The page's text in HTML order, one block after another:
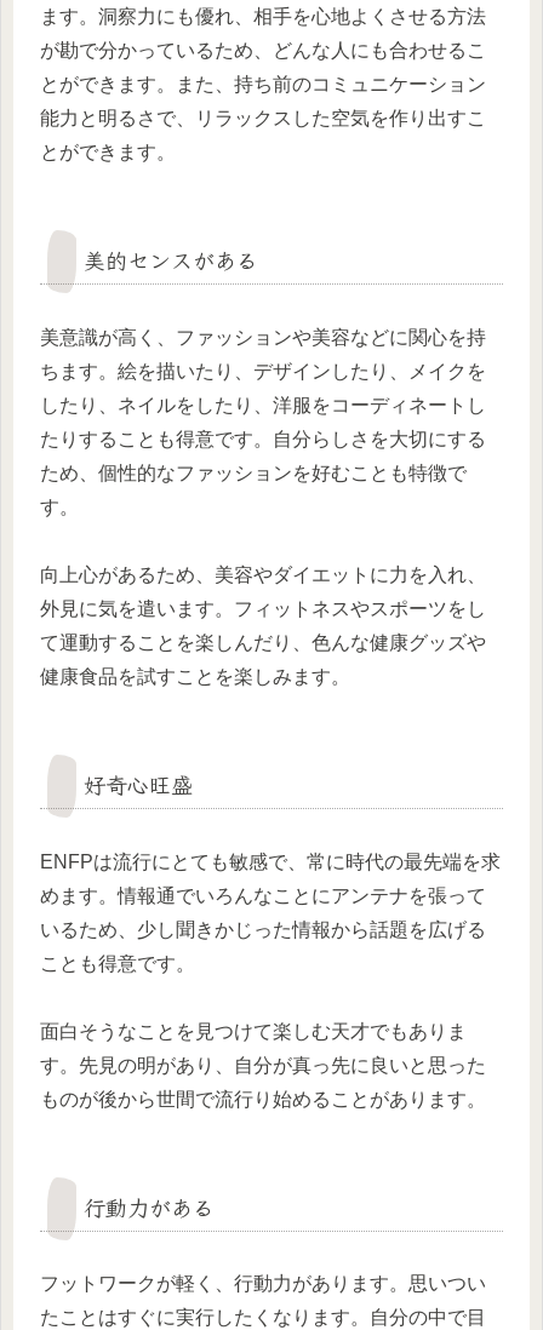
ます。洞察力にも優れ、相手を心地よくさせる方法
が勘で分かっているため、どんな人にも合わせるこ
とができます。また、持ち前のコミュニケーション
能力と明るさで、リラックスした空気を作り出すこ
とができます。
美的センスがある
美意識が高く、ファッションや美容などに関心を持
ちます。絵を描いたり、デザインしたり、メイクを
したり、ネイルをしたり、洋服をコーディネートし
たりすることも得意です。自分らしさを大切にする
ため、個性的なファッションを好むことも特徴で
す。
向上心があるため、美容やダイエットに力を入れ、
外見に気を遣います。フィットネスやスポーツをし
て運動することを楽しんだり、色んな健康グッズや
健康食品を試すことを楽しみます。
好奇心旺盛
ENFPは流行にとても敏感で、常に時代の最先端を求
めます。情報通でいろんなことにアンテナを張って
いるため、少し聞きかじった情報から話題を広げる
ことも得意です。
面白そうなことを見つけて楽しむ天才でもありま
す。先見の明があり、自分が真っ先に良いと思った
ものが後から世間で流行り始めることがあります。
行動力がある
フットワークが軽く、行動力があります。思いつい
たことはすぐに実行したくなります。自分の中で目